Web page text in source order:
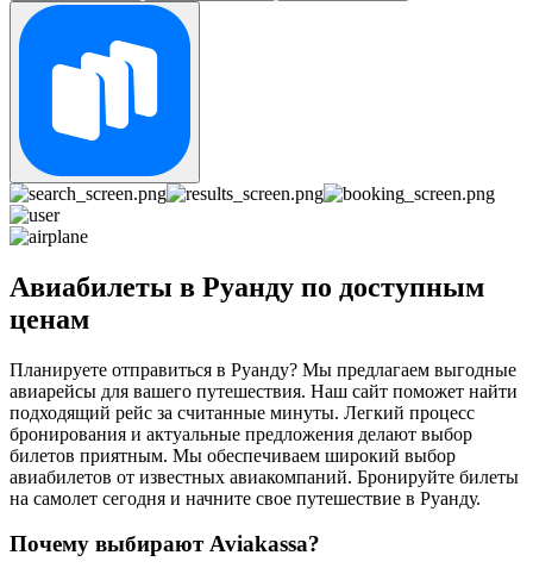
Авиабилеты в Руанду по доступным
ценам
Планируете отправиться в Руанду? Мы предлагаем выгодные
авиарейсы для вашего путешествия. Наш сайт поможет найти
подходящий рейс за считанные минуты. Легкий процесс
бронирования и актуальные предложения делают выбор
билетов приятным. Мы обеспечиваем широкий выбор
авиабилетов от известных авиакомпаний. Бронируйте билеты
на самолет сегодня и начните свое путешествие в Руанду.
Почему выбирают Aviakassa?